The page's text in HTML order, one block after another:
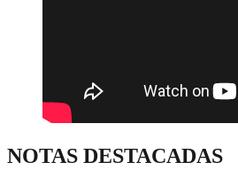
NOTAS DESTACADAS